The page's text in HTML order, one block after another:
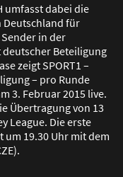
umfasst dabei die
Deutschland für
in der
Beteiligung
zeigt SPORT1 –
– pro Runde
3. Februar 2015 live.
Übertragung von 13
League. Die erste
um 19.30 Uhr mit dem